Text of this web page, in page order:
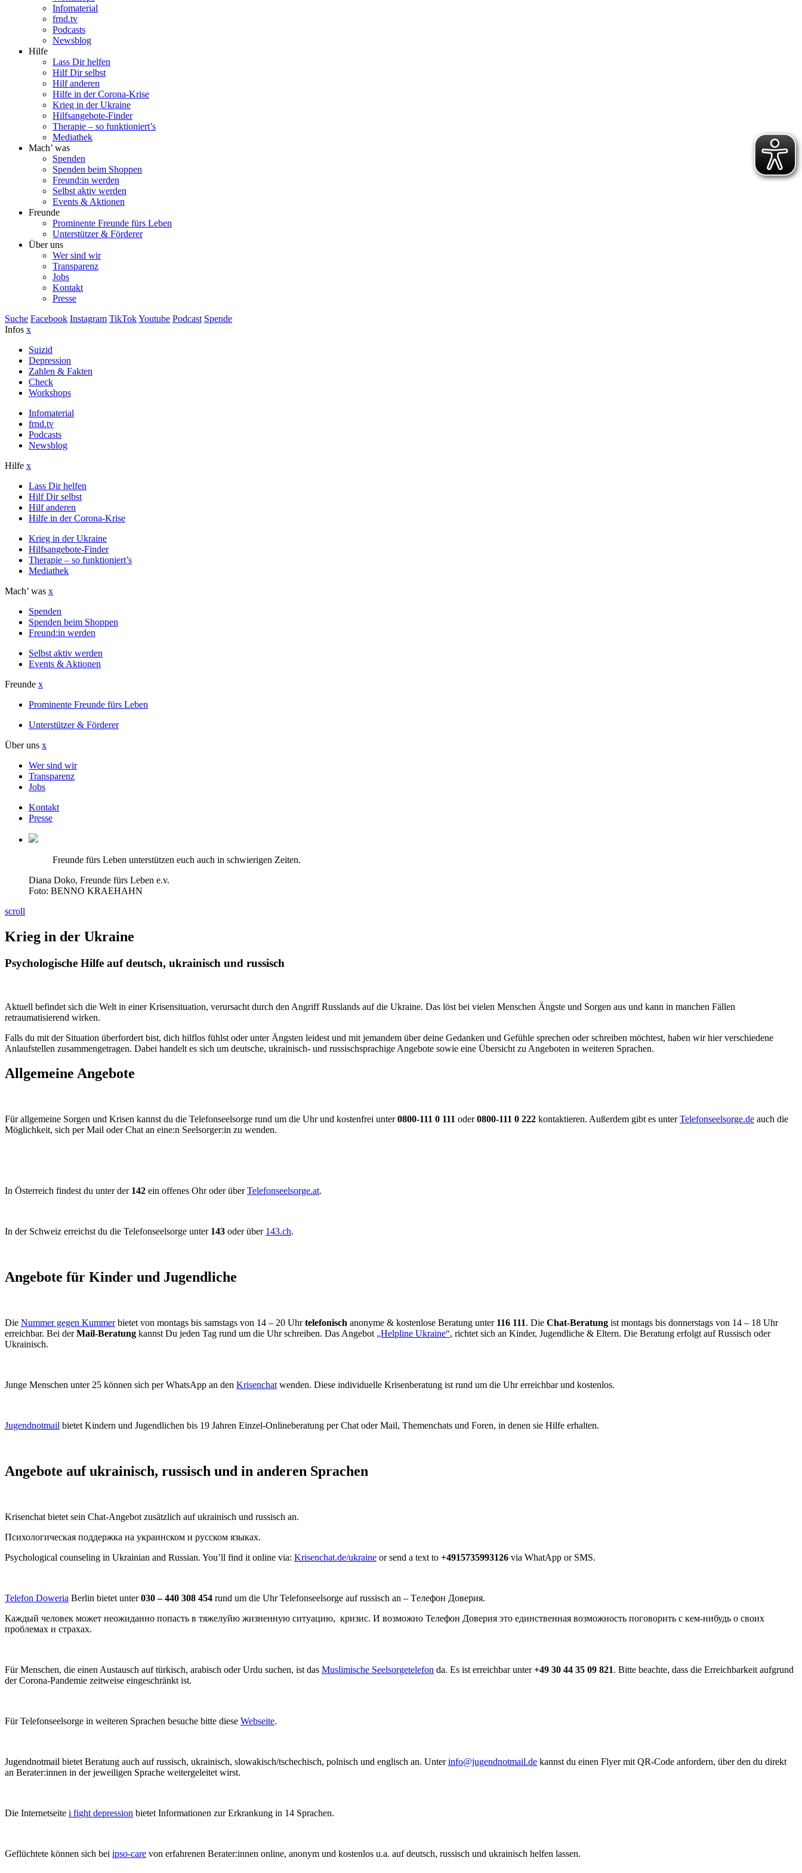
Infomaterial
frnd.tv
Podcasts
Newsblog
Hilfe
Lass Dir helfen
Hilf Dir selbst
Hilf anderen
Hilfe in der Corona-Krise
Krieg in der Ukraine
Hilfsangebote-Finder
Therapie – so funktioniert’s
Mediathek
Mach’ was
Spenden
Spenden beim Shoppen
Freund:in werden
Selbst aktiv werden
Events & Aktionen
Freunde
Prominente Freunde fürs Leben
Unterstützer & Förderer
Über uns
Wer sind wir
Transparenz
Jobs
Kontakt
Presse
Suche Facebook Instagram TikTokYoutube Podcast Spende
Infos x
Suizid
Depression
Zahlen & Fakten
Check
Workshops
Infomaterial
frnd.tv
Podcasts
Newsblog
Hilfe x
Lass Dir helfen
Hilf Dir selbst
Hilf anderen
Hilfe in der Corona-Krise
Krieg in der Ukraine
Hilfsangebote-Finder
Therapie – so funktioniert’s
Mediathek
Mach’ was x
Spenden
Spenden beim Shoppen
Freund:in werden
Selbst aktiv werden
Events & Aktionen
Freunde x
Prominente Freunde fürs Leben
Unterstützer & Förderer
Über uns x
Wer sind wir
Transparenz
Jobs
Kontakt
Presse
Freunde fürs Leben unterstützen euch auch in schwierigen Zeiten.
Diana Doko, Freunde fürs Leben e.v.
Foto: BENNO KRAEHAHN
scroll
Krieg in der Ukraine
Psychologische Hilfe auf deutsch, ukrainisch und russisch
Aktuell befindet sich die Welt in einer Krisensituation, verursacht durch den Angriff Russlands auf die Ukraine. Das löst bei vielen Menschen Ängste und Sorgen aus und kann in manchen Fällen
retraumatisierend wirken.
Falls du mit der Situation überfordert bist, dich hilflos fühlst oder unter Ängsten leidest und mit jemandem über deine Gedanken und Gefühle sprechen oder schreiben möchtest, haben wir hier verschiedene
Anlaufstellen zusammengetragen. Dabei handelt es sich um deutsche, ukrainisch- und russischsprachige Angebote sowie eine Übersicht zu Angeboten in weiteren Sprachen.
Allgemeine Angebote
Für allgemeine Sorgen und Krisen kannst du die Telefonseelsorge rund um die Uhr und kostenfrei unter0800-111 0 111 oder0800-111 0 222 kontaktieren. Außerdem gibt es unterTelefonseelsorge.de auch die
Möglichkeit, sich per Mail oder Chat an eine:n Seelsorger:in zu wenden.
In Österreich findest du unter der 142 ein offenes Ohr oder überTelefonseelsorge.at.
In der Schweiz erreichst du die Telefonseelsorge unter 143 oder über 143.ch.
Angebote für Kinder und Jugendliche
Die Nummer gegen Kummerbietet von montags bis samstags von 14 – 20 Uhrtelefonisch anonyme & kostenlose Beratung unter 116 111. Die Chat-Beratung ist montags bis donnerstags von 14 – 18 Uhr
erreichbar. Bei derMail-Beratung kannst Du jeden Tag rund um die Uhr schreiben. Das Angebot „Helpline Ukraine“, richtet sich an Kinder, Jugendliche & Eltern. Die Beratung erfolgt auf Russisch oder
Ukrainisch.
Junge Menschen unter 25 können sich per WhatsApp an den Krisenchat wenden. Diese individuelle Krisenberatung ist rund um die Uhr erreichbar und kostenlos.
Jugendnotmail bietet Kindern und Jugendlichen bis 19 Jahren Einzel-Onlineberatung per Chat oder Mail, Themenchats und Foren, in denen sie Hilfe erhalten.
Angebote auf ukrainisch, russisch und in anderen Sprachen
Krisenchat bietet sein Chat-Angebot zusätzlich auf ukrainisch und russisch an.
Психологическая поддержка на украинском и русском языках.
Psychological counseling in Ukrainian and Russian. You’ll find it online via: Krisenchat.de/ukraine or send a text to +4915735993126 via WhatApp or SMS.
Telefon Doweria Berlin bietet unter030 – 440 308 454 rund um die Uhr Telefonseelsorge auf russisch an – Tелефон Доверия.
Каждый человек может неожиданно попасть в тяжелуйю жизненную ситуацию, кризис. И возможно Телефон Доверия это единственная возможность поговорить с кем-нибудь о своих
проблемах и страхах.
Für Menschen, die einen Austausch auf türkisch, arabisch oder Urdu suchen, ist das Muslimische Seelsorgetelefon da. Es ist erreichbar unter+49 30 44 35 09 821. Bitte beachte, dass die Erreichbarkeit aufgrund
der Corona-Pandemie zeitweise eingeschränkt ist.
Für Telefonseelsorge in weiteren Sprachen besuche bitte diese Webseite.
Jugendnotmail bietet Beratung auch auf russisch, ukrainisch, slowakisch/tschechisch, polnisch und englisch an. Unterinfo@jugendnotmail.de kannst du einen Flyer mit QR-Code anfordern, über den du direkt
an Berater:innen in der jeweiligen Sprache weitergeleitet wirst.
Die Internetseite i fight depression bietet Informationen zur Erkrankung in 14 Sprachen.
Geflüchtete können sich bei ipso-care von erfahrenen Berater:innen online, anonym und kostenlos u.a. auf deutsch, russisch und ukrainisch helfen lassen.